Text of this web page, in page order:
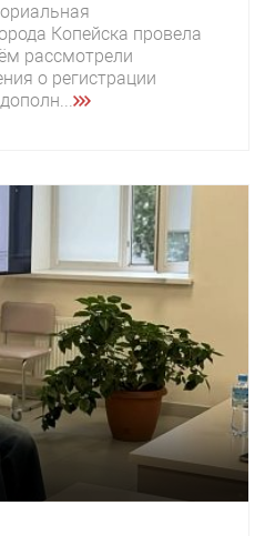
Копейска провела
рассмотрели
о регистрации